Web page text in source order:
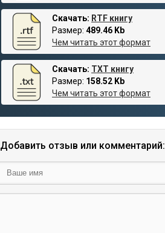
Скачать: RTF книгу
Размер: 489.46 Kb
Чем читать этот формат
Скачать: TXT книгу
Размер: 158.52 Kb
Чем читать этот формат
Добавить отзыв или комментарий: